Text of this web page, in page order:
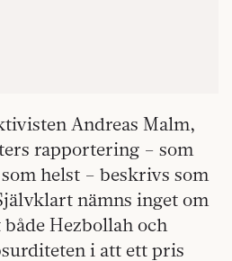
Andreas Malm,
rapportering – som
helst – beskrivs som
nämns inget om
Hezbollah och
i att ett pris